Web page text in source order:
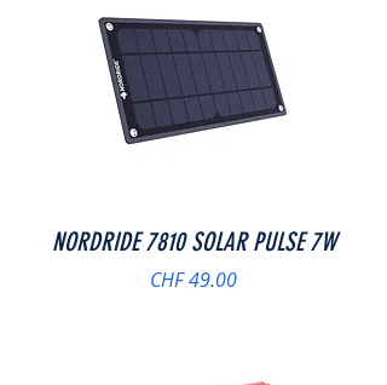
NORDRIDE 7810 SOLAR PULSE 7W
Preis
CHF 49.00